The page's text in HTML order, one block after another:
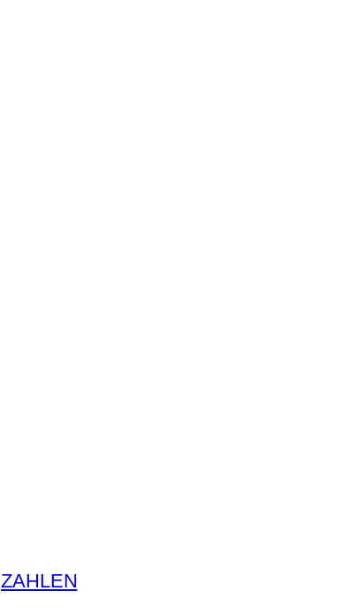
ZAHLEN